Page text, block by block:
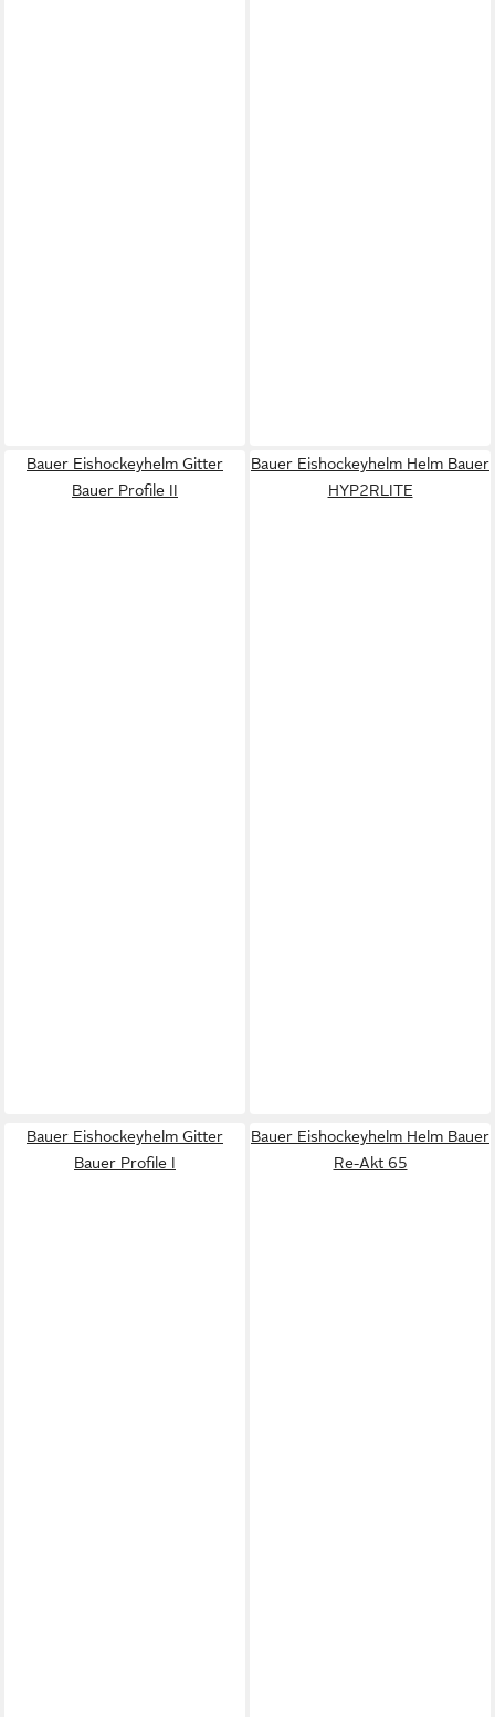
Bauer Eishockeyhelm Gitter
Bauer Profile II
Bauer Eishockeyhelm Helm Bauer
HYP2RLITE
Bauer Eishockeyhelm Gitter
Bauer Profile I
Bauer Eishockeyhelm Helm Bauer
Re-Akt 65